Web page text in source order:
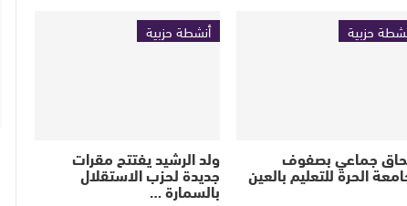
حزبية
جماعي بصفوف
الحرة للتعليم بالعين
أنشطة حزبية
ولد الرشيد يفتتح مقرات
جديدة لحزب الاستقلال
بالسمارة …